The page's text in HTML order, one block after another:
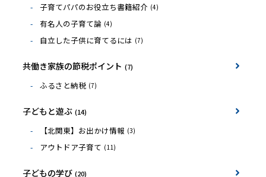
子育てパパのお役立ち書籍紹介 (4)
有名人の子育て論 (4)
自立した子供に育てるには (7)
共働き家族の節税ポイント (7)
ふるさと納税 (7)
子どもと遊ぶ (14)
【北関東】お出かけ情報 (3)
アウトドア子育て (11)
子どもの学び (20)